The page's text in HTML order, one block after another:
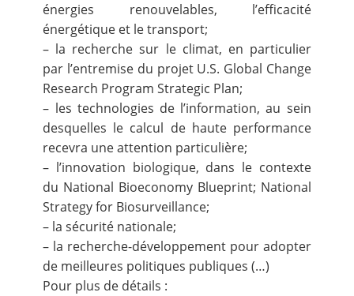
énergies renouvelables, l’efficacité
énergétique et le transport;
– la recherche sur le climat, en particulier
par l’entremise du projet U.S. Global Change
Research Program Strategic Plan;
– les technologies de l’information, au sein
desquelles le calcul de haute performance
recevra une attention particulière;
– l’innovation biologique, dans le contexte
du National Bioeconomy Blueprint; National
Strategy for Biosurveillance;
– la sécurité nationale;
– la recherche-développement pour adopter
de meilleures politiques publiques (…)
Pour plus de détails :